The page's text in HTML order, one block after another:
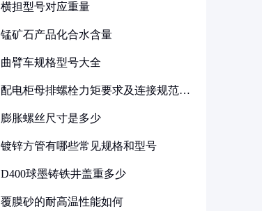
横担型号对应重量
锰矿石产品化合水含量
曲臂车规格型号大全
配电柜母排螺栓力矩要求及连接规范详
膨胀螺丝尺寸是多少
镀锌方管有哪些常见规格和型号
D400球墨铸铁井盖重多少
覆膜砂的耐高温性能如何